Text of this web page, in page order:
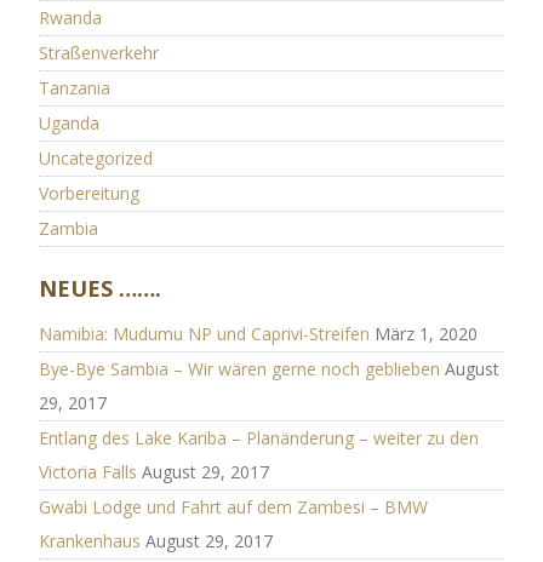
Rwanda
Straßenverkehr
Tanzania
Uganda
Uncategorized
Vorbereitung
Zambia
NEUES …….
Namibia: Mudumu NP und Caprivi-Streifen März 1, 2020
Bye-Bye Sambia – Wir wären gerne noch geblieben August
29, 2017
Entlang des Lake Kariba – Planänderung – weiter zu den
Victoria Falls August 29, 2017
Gwabi Lodge und Fahrt auf dem Zambesi – BMW
Krankenhaus August 29, 2017